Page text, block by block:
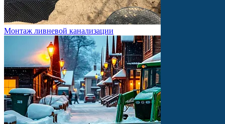
Монтаж ливневой канализации